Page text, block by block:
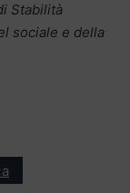
Stabilità
sociale e della